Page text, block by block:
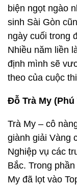
biện ngọt ngào
sinh Sài Gòn
ngày cuối trong
Nhiều năm liền
định mình sẽ
theo của cuộc
Đỗ Trà My (Phú
Trà My – cô
giành giải Vàng
Nghiệp vụ các
Bắc. Trong
My đã lọt vào